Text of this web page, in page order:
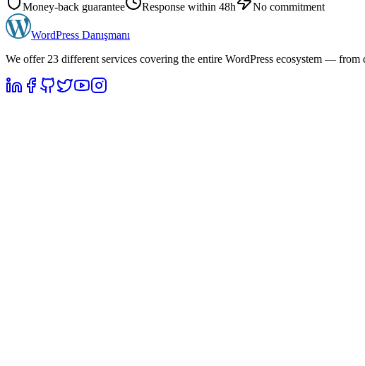
Money-back guarantee
Response within 48h No commitment
WordPress Danışmanı
We offer 23 different services covering the entire WordPress ecosystem —